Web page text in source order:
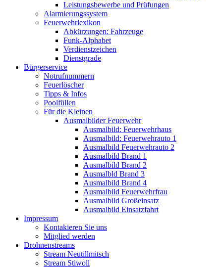
Leistungsbewerbe und Prüfungen
Alarmierungssystem
Feuerwehrlexikon
Abkürzungen: Fahrzeuge
Funk-Alphabet
Verdienstzeichen
Dienstgrade
Bürgerservice
Notrufnummern
Feuerlöscher
Tipps & Infos
Poolfüllen
Für die Kleinen
Ausmalbilder Feuerwehr
Ausmalbild: Feuerwehrhaus
Ausmalbild: Feuerwehrauto 1
Ausmalbild Feuerwehrauto 2
Ausmalbild Brand 1
Ausmalbild Brand 2
Ausmalbld Brand 3
Ausmalbild Brand 4
Ausmalbild Feuerwehrfrau
Ausmalbild Großeinsatz
Ausmalbild Einsatzfahrt
Impressum
Kontakieren Sie uns
Mitglied werden
Drohnenstreams
Stream Neutillmitsch
Stream Stiwoll